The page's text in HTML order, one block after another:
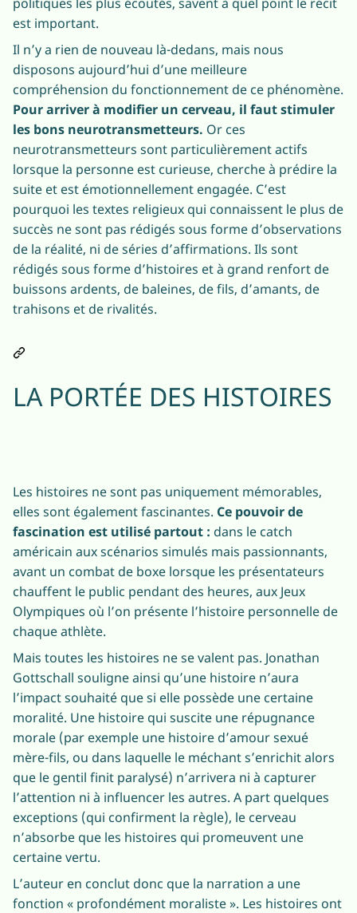
est important.
Il n’y a rien de nouveau là-dedans, mais nous
disposons aujourd’hui d’une meilleure
compréhension du fonctionnement de ce phénomène.
Pour arriver à modifier un cerveau, il faut stimuler
les bons neurotransmetteurs. Or ces
neurotransmetteurs sont particulièrement actifs
lorsque la personne est curieuse, cherche à prédire la
suite et est émotionnellement engagée. C’est
pourquoi les textes religieux qui connaissent le plus de
succès ne sont pas rédigés sous forme d’observations
de la réalité, ni de séries d’affirmations. Ils sont
rédigés sous forme d’histoires et à grand renfort de
buissons ardents, de baleines, de fils, d’amants, de
trahisons et de rivalités.
LA PORTÉE DES HISTOIRES
Les histoires ne sont pas uniquement mémorables,
elles sont également fascinantes. Ce pouvoir de
fascination est utilisé partout : dans le catch
américain aux scénarios simulés mais passionnants,
avant un combat de boxe lorsque les présentateurs
chauffent le public pendant des heures, aux Jeux
Olympiques où l’on présente l’histoire personnelle de
chaque athlète.
Mais toutes les histoires ne se valent pas. Jonathan
Gottschall souligne ainsi qu’une histoire n’aura
l’impact souhaité que si elle possède une certaine
moralité. Une histoire qui suscite une répugnance
morale (par exemple une histoire d’amour sexué
mère-fils, ou dans laquelle le méchant s’enrichit alors
que le gentil finit paralysé) n’arrivera ni à capturer
l’attention ni à influencer les autres. A part quelques
exceptions (qui confirment la règle), le cerveau
n’absorbe que les histoires qui promeuvent une
certaine vertu.
L’auteur en conclut donc que la narration a une
fonction « profondément moraliste ». Les histoires ont